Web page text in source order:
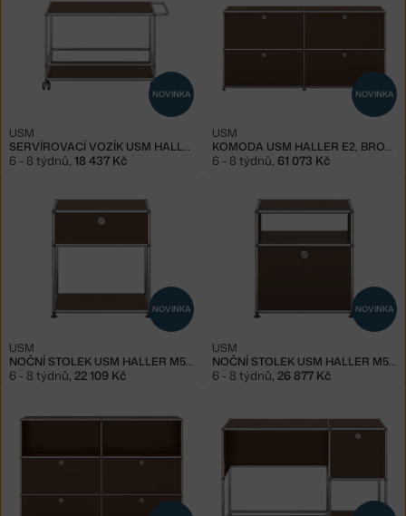
NOVINKA
SERVÍROVACÍ VOZÍK USM HALLER, BROWN
USM
6 - 8 týdnů 18 437 Kč
NOVINKA
KOMODA USM HALLER E2, BROWN
USM
6 - 8 týdnů 61 073 Kč
NOVINKA
NOČNÍ STOLEK USM HALLER M54, BROWN
USM
6 - 8 týdnů 22 109 Kč
NOVINKA
NOČNÍ STOLEK USM HALLER M55, BROWN
USM
6 - 8 týdnů 26 877 Kč